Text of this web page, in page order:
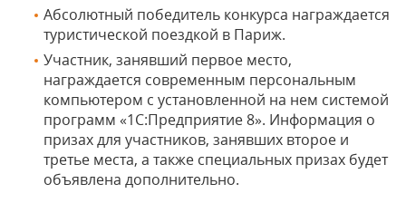
Абсолютный победитель конкурса награждается
туристической поездкой в Париж.
Участник, занявший первое место,
награждается современным персональным
компьютером с установленной на нем системой
программ «1С:Предприятие 8». Информация о
призах для участников, занявших второе и
третье места, а также специальных призах будет
объявлена дополнительно.